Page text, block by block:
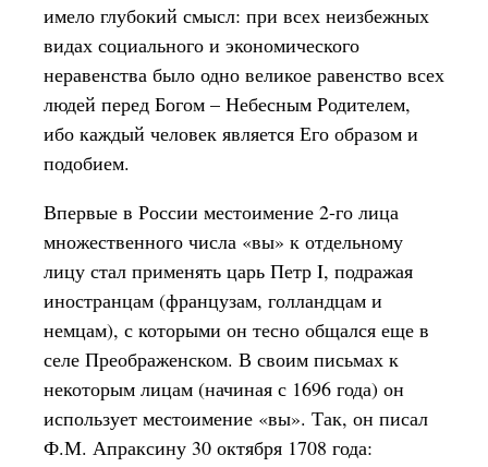
имело глубокий смысл: при всех неизбежных
видах социального и экономического
неравенства было одно великое равенство всех
людей перед Богом – Небесным Родителем,
ибо каждый человек является Его образом и
подобием.
Впервые в России местоимение 2-го лица
множественного числа «вы» к отдельному
лицу стал применять царь Петр I, подражая
иностранцам (французам, голландцам и
немцам), с которыми он тесно общался еще в
селе Преображенском. В своим письмах к
некоторым лицам (начиная с 1696 года) он
использует местоимение «вы». Так, он писал
Ф.М. Апраксину 30 октября 1708 года: